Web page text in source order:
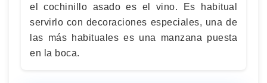
el cochinillo asado es el vino. Es habitual
servirlo con decoraciones especiales, una de
las más habituales es una manzana puesta
en la boca.